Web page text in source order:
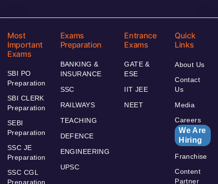
Most
Important
Exams
SBI PO
Preparation
SBI CLERK
Preparation
SEBI
Preparation
SSC JE
Preparation
SSC CGL
Preparation
Exams
Preparation
BANKING &
INSURANCE
SSC
RAILWAYS
TEACHING
DEFENCE
ENGINEERING
UPSC
Entrance
Exams
GATE &
ESE
IIT JEE
NEET
Quick
Links
About Us
Contact
Us
Media
Careers
We Are
Hiring
Franchise
Content
Partner